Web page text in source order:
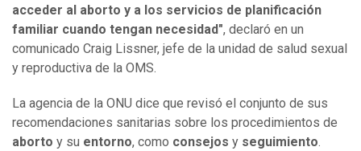
acceder al aborto y a los servicios de planificación
familiar cuando tengan necesidad", declaró en un
comunicado Craig Lissner, jefe de la unidad de salud sexual
y reproductiva de la OMS.
La agencia de la ONU dice que revisó el conjunto de sus
recomendaciones sanitarias sobre los procedimientos de
aborto y su entorno, como consejos y seguimiento.